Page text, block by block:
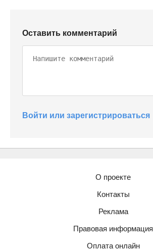
Оставить комментарий
Войти или зарегистрироваться
О проекте
Контакты
Реклама
Правовая информация
Оплата онлайн